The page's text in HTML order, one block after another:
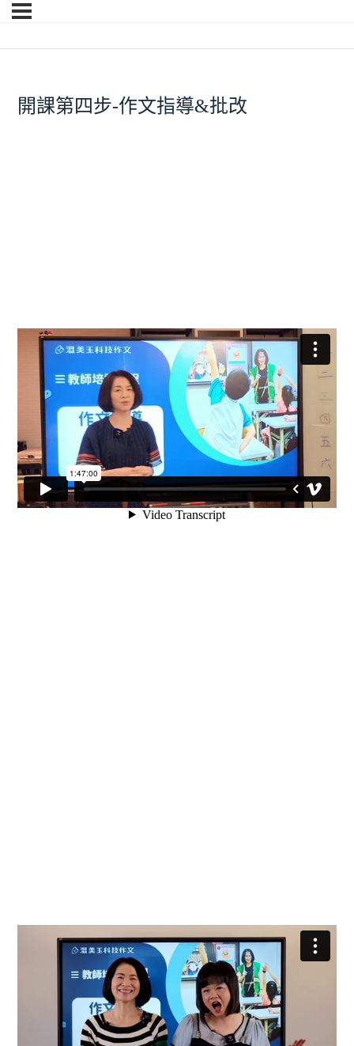
開課第四步-作文指導&批改